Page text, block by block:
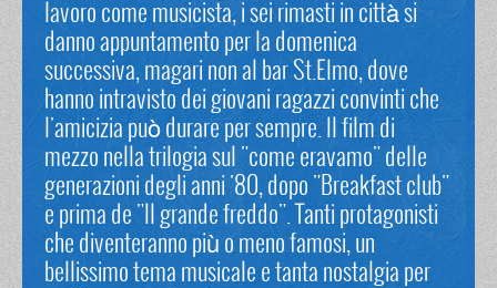
lavoro come musicista, i sei rimasti in città si
danno appuntamento per la domenica
successiva, magari non al bar St.Elmo, dove
hanno intravisto dei giovani ragazzi convinti che
l'amicizia può durare per sempre. Il film di
mezzo nella trilogia sul "come eravamo" delle
generazioni degli anni '80, dopo "Breakfast club"
e prima de "Il grande freddo". Tanti protagonisti
che diventeranno più o meno famosi, un
bellissimo tema musicale e tanta nostalgia per